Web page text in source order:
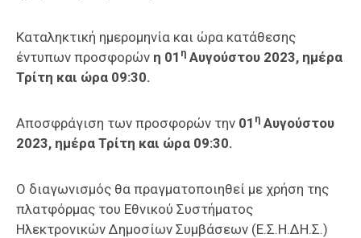
Καταληκτική ημερομηνία και ώρα κατάθεσης
έντυπων προσφορών η 01 η Αυγούστου 2023, ημέρα
Τρίτη και ώρα 09:30.
Αποσφράγιση των προσφορών την 01 η Αυγούστου
2023, ημέρα Τρίτη και ώρα 09:30.
Ο διαγωνισμός θα πραγματοποιηθεί με χρήση της
πλατφόρμας του Εθνικού Συστήματος
Ηλεκτρονικών Δημοσίων Συμβάσεων (Ε.Σ.Η.ΔΗ.Σ.)